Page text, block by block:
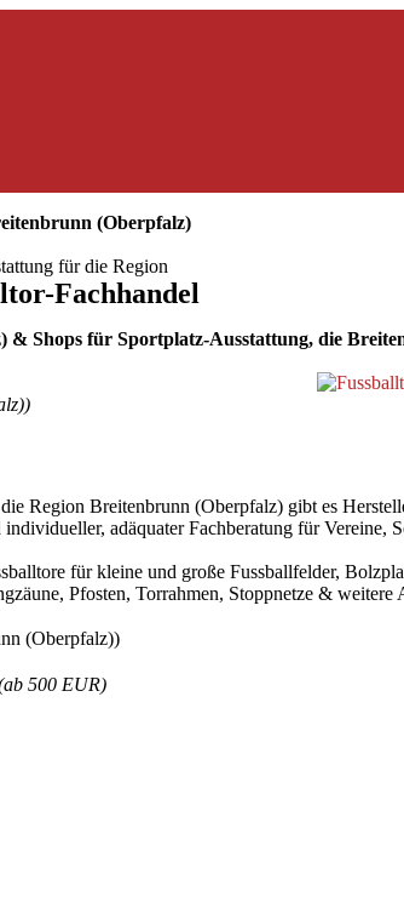
(Oberpfalz)
für die Region
Fachhandel
Shops für Sportplatz-Ausstattung, die
Region Breitenbrunn (Oberpfalz) gibt es
adäquater Fachberatung für Vereine,
für kleine und große Fussballfelder,
Pfosten, Torrahmen, Stoppnetze & weitere
(Oberpfalz))
500 EUR)